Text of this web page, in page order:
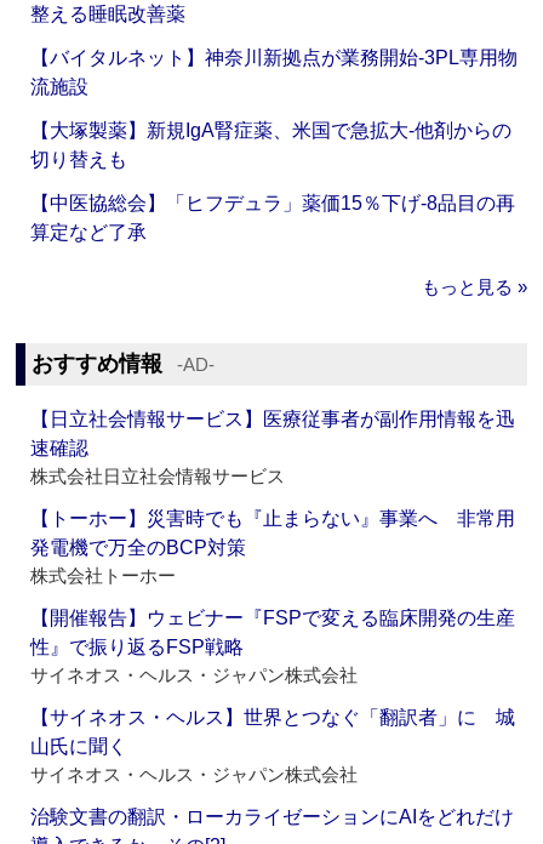
整える睡眠改善薬
【バイタルネット】神奈川新拠点が業務開始‐3PL専用物
流施設
【大塚製薬】新規IgA腎症薬、米国で急拡大‐他剤からの
切り替えも
【中医協総会】「ヒフデュラ」薬価15％下げ‐8品目の再
算定など了承
もっと見る »
おすすめ情報 ‐AD‐
【日立社会情報サービス】医療従事者が副作用情報を迅
速確認
株式会社日立社会情報サービス
【トーホー】災害時でも『止まらない』事業へ 非常用
発電機で万全のBCP対策
株式会社トーホー
【開催報告】ウェビナー『FSPで変える臨床開発の生産
性』で振り返るFSP戦略
サイネオス・ヘルス・ジャパン株式会社
【サイネオス・ヘルス】世界とつなぐ「翻訳者」に 城
山氏に聞く
サイネオス・ヘルス・ジャパン株式会社
治験文書の翻訳・ローカライゼーションにAIをどれだけ